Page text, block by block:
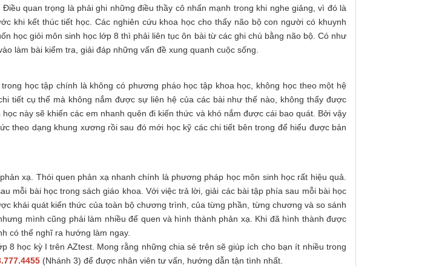
quan trọng là phải ghi những điều thầy cô nhấn mạnh trong khi nghe giảng, vì đó là
khi kết thúc tiết học. Các nghiên cứu khoa học cho thấy não bộ con người có khuynh
học giỏi môn sinh học lớp 8 thì phải liên tục ôn bài từ các ghi chú bằng não bộ. Có như
làm bài kiểm tra, giải đáp những vấn đề xung quanh cuộc sống.
học tập chính là không có phương pháo học tập khoa học, không học theo một hệ
tiết cụ thể mà không nắm được sự liên hệ của các bài như thế nào, không thấy được
này sẽ khiến các em nhanh quên đi kiến thức và khó nắm được cái bao quát. Bởi vậy
theo dạng khung xương rồi sau đó mới học kỹ các chi tiết bên trong để hiểu được bản
xạ. Thói quen phản xạ nhanh chính là phương pháp học môn sinh học rất hiệu quả.
mỗi bài học trong sách giáo khoa. Với việc trả lời, giải các bài tập phía sau mỗi bài học
khái quát kiến thức của toàn bộ chương trình, của từng phần, từng chương và so sánh
mình cũng phải làm nhiều để quen và hình thành phản xạ. Khi đã hình thành được
có thể nghĩ ra hướng làm ngay.
8 học kỳ I trên AZtest. Mong rằng những chia sẻ trên sẽ giúp ích cho bạn ít nhiều trong
(Nhánh 3) để được nhân viên tư vấn, hướng dẫn tận tình nhất.